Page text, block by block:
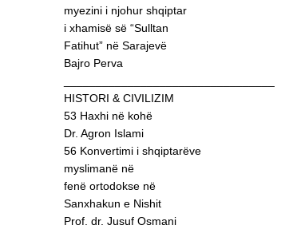
myezini i njohur shqiptar
i xhamisë së “Sulltan
Fatihut” në Sarajevë
Bajro Perva
HISTORI & CIVILIZIM
53 Haxhi në kohë
Dr. Agron Islami
56 Konvertimi i shqiptarëve
myslimanë në
fenë ortodokse në
Sanxhakun e Nishit
Prof. dr. Jusuf Osmani